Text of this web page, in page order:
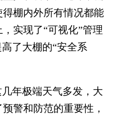
棚内外所有情况都能
实现了“可视化”管理
了大棚的“安全系
年极端天气多发，大
警和防范的重要性，